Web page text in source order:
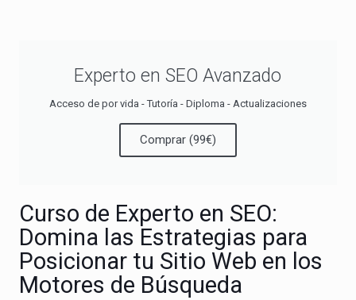
Experto en SEO Avanzado
Acceso de por vida - Tutoría - Diploma - Actualizaciones
Comprar (99€)
Curso de Experto en SEO:
Domina las Estrategias para
Posicionar tu Sitio Web en los
Motores de Búsqueda